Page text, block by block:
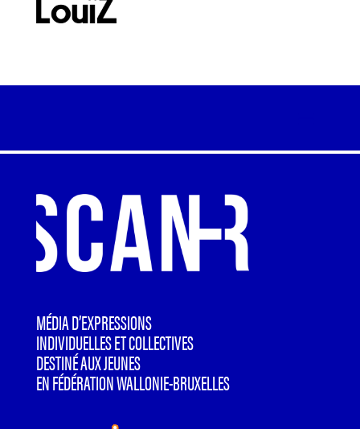
MÉDIA D’EXPRESSIONS
INDIVIDUELLES ET COLLECTIVES
DESTINÉ AUX JEUNES
EN FÉDÉRATION WALLONIE-BRUXELLES